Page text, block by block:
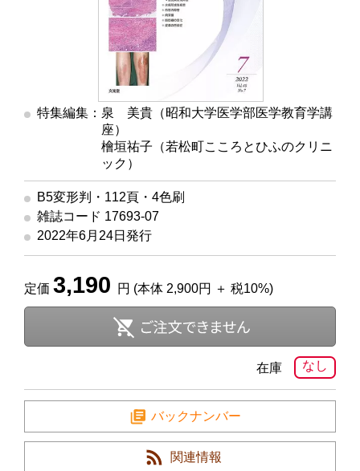
特集編集：泉 美貴（昭和大学医学部医学教育学講
座）
檜垣祐子（若松町こころとひふのクリニ
ック）
B5変形判・112頁・4色刷
雑誌コード 17693-07
2022年6月24日発行
定価 3,190 円 (本体 2,900円 ＋ 税10%)
なし
在庫
バックナンバー
関連情報